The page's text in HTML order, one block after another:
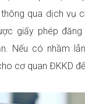
qua dịch vụ
giấy phép
Nếu có nhầm
cơ quan ĐKKD